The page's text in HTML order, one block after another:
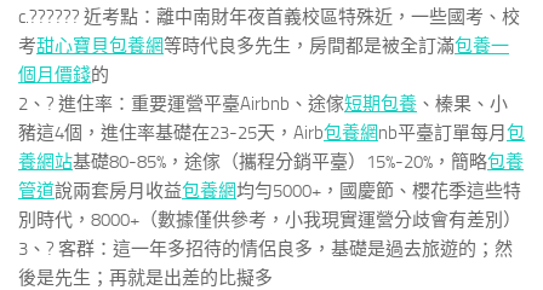
c.?????? 近考點：離中南財年夜首義校區特殊近，一些國考、校
考甜心寶貝包養網等時代良多先生，房間都是被全訂滿包養一
個月價錢的
2、? 進住率：重要運營平臺Airbnb、途傢短期包養 、榛果、小
豬這4個，進住率基礎在23-25天，Airb包養網nb平臺訂單每月 包
養網站基礎80-85%，途傢（攜程分銷平臺）15%-20%，簡略包養
管道說兩套房月收益包養網均勻5000+，國慶節、櫻花季這些特
別時代，8000+（數據僅供參考，小我現實運營分歧會有差別）
3、? 客群：這一年多招待的情侶良多，基礎是過去旅遊的；然
後是先生；再就是出差的比擬多